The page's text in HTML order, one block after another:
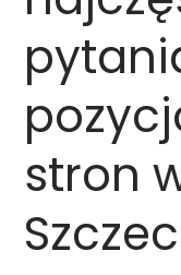
stron